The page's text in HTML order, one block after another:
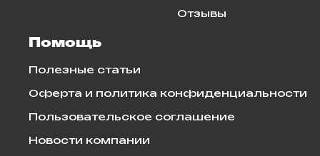
Отзывы
Помощь
Полезные статьи
Оферта и политика конфиденциальности
Пользовательское соглашение
Новости компании